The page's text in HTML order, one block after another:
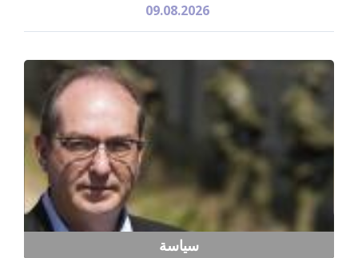
09.08.2026
سياسة